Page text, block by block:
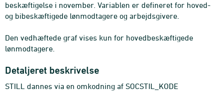
beskæftigelse i november. Variablen er defineret for hoved-
og bibeskæftigede lønmodtagere og arbejdsgivere.
Den vedhæftede graf vises kun for hovedbeskæftigede
lønmodtagere.
Detaljeret beskrivelse
STILL dannes via en omkodning af SOCSTIL_KODE